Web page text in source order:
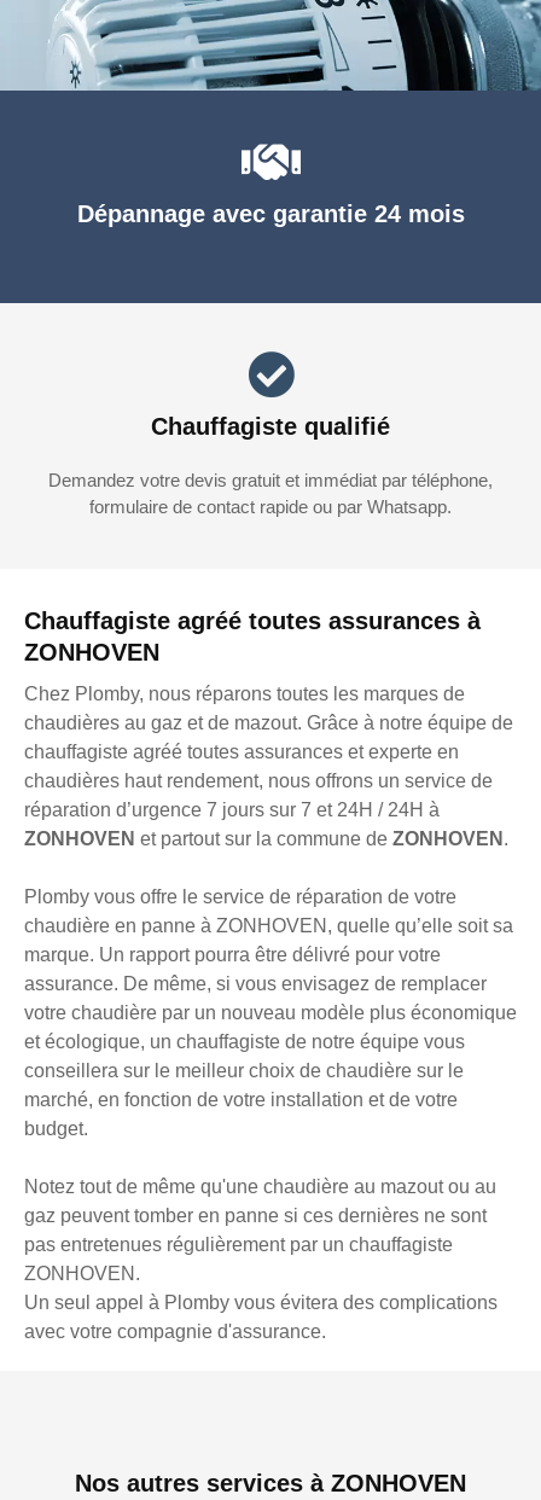
Chauffagiste agréé toutes assurances à
ZONHOVEN
Chez Plomby, nous réparons toutes les marques de
chaudières au gaz et de mazout. Grâce à notre équipe de
chauffagiste agréé toutes assurances et experte en
chaudières haut rendement, nous offrons un service de
réparation d’urgence 7 jours sur 7 et 24H / 24H à
ZONHOVEN et partout sur la commune de ZONHOVEN .
Plomby vous offre le service de réparation de votre
chaudière en panne à ZONHOVEN, quelle qu’elle soit sa
marque. Un rapport pourra être délivré pour votre
assurance. De même, si vous envisagez de remplacer
votre chaudière par un nouveau modèle plus économique
et écologique, un chauffagiste de notre équipe vous
conseillera sur le meilleur choix de chaudière sur le
marché, en fonction de votre installation et de votre
budget.
Notez tout de même qu'une chaudière au mazout ou au
gaz peuvent tomber en panne si ces dernières ne sont
pas entretenues régulièrement par un chauffagiste
ZONHOVEN.
Un seul appel à Plomby vous évitera des complications
avec votre compagnie d'assurance.
Dépannage avec garantie 24 mois
Chauffagiste qualifié
Demandez votre devis gratuit et immédiat par téléphone,
formulaire de contact rapide ou par Whatsapp.
Nos autres services à ZONHOVEN